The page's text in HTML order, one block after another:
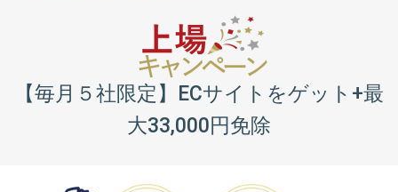
【毎月５社限定】ECサイトをゲット+最
大33,000円免除